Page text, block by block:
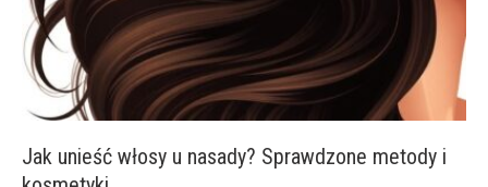
Jak unieść włosy u nasady? Sprawdzone metody i